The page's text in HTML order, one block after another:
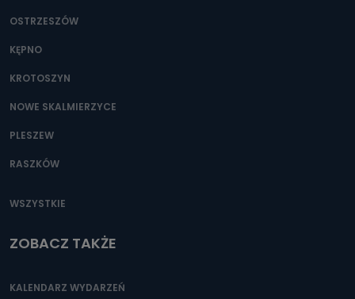
OSTRZESZÓW
KĘPNO
KROTOSZYN
NOWE SKALMIERZYCE
PLESZEW
RASZKÓW
WSZYSTKIE
ZOBACZ TAKŻE
KALENDARZ WYDARZEŃ